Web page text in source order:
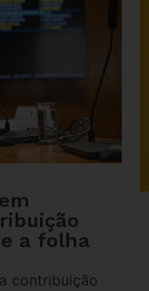
a folha
contribuição